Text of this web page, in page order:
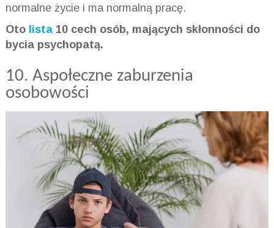
normalne życie i ma normalną pracę.
Oto lista10 cech osób, mających skłonności do
bycia psychopatą.
10. Aspołeczne zaburzenia
osobowości